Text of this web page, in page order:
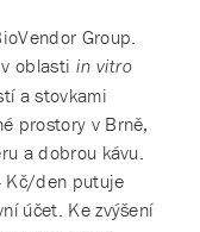
Group.
oblasti in vitro
a stovkami
prostory v Brně,
a dobrou kávu.
Kč/den putuje
účet. Ke zvýšení